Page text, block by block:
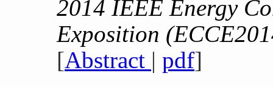
2014 IEEE Energy
Exposition
[Abstract | pdf]